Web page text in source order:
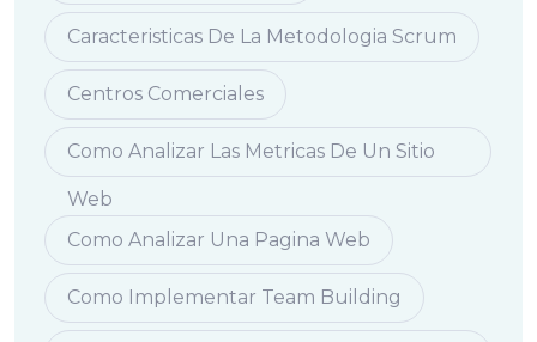
Caracteristicas De La Metodologia Scrum
Centros Comerciales
Como Analizar Las Metricas De Un Sitio
Web
Como Analizar Una Pagina Web
Como Implementar Team Building